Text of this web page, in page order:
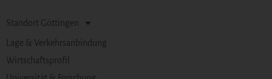
Standort Göttingen
Lage & Verkehrsanbindung
Wirtschaftsprofil